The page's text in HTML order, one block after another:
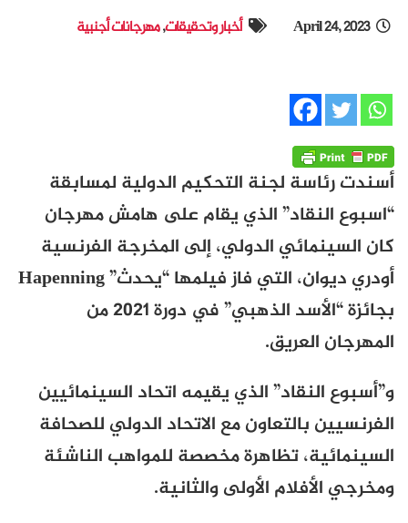
April 24, 2023 أخبار وتحقيقات,مهرجانات أجنبية
أسندت رئاسة لجنة التحكيم الدولية لمسابقة
“اسبوع النقاد” الذي يقام على هامش مهرجان
كان السينمائي الدولي، إلى المخرجة الفرنسية
أودري ديوان، التي فاز فيلمها “يحدث”Hapenning
بجائزة “الأسد الذهبي” في دورة 2021 من
المهرجان العريق.
و”أسبوع النقاد” الذي يقيمه اتحاد السينمائيين
الفرنسيين بالتعاون مع الاتحاد الدولي للصحافة
السينمائية، تظاهرة مخصصة للمواهب الناشئة
ومخرجي الأفلام الأولى والثانية.